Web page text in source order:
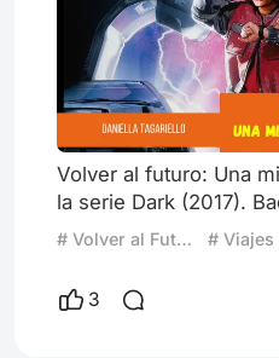
Volver al futuro: Una
la serie Dark (2017).
estrenada en el año
por Robert Zemeckis y
colaboración;
Spielberg y
# Volver al Futuro
3